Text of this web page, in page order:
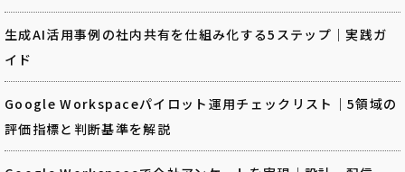
生成AI活用事例の社内共有を仕組み化する5ステップ｜実践ガ
イド
Google Workspaceパイロット運用チェックリスト｜5領域の
評価指標と判断基準を解説